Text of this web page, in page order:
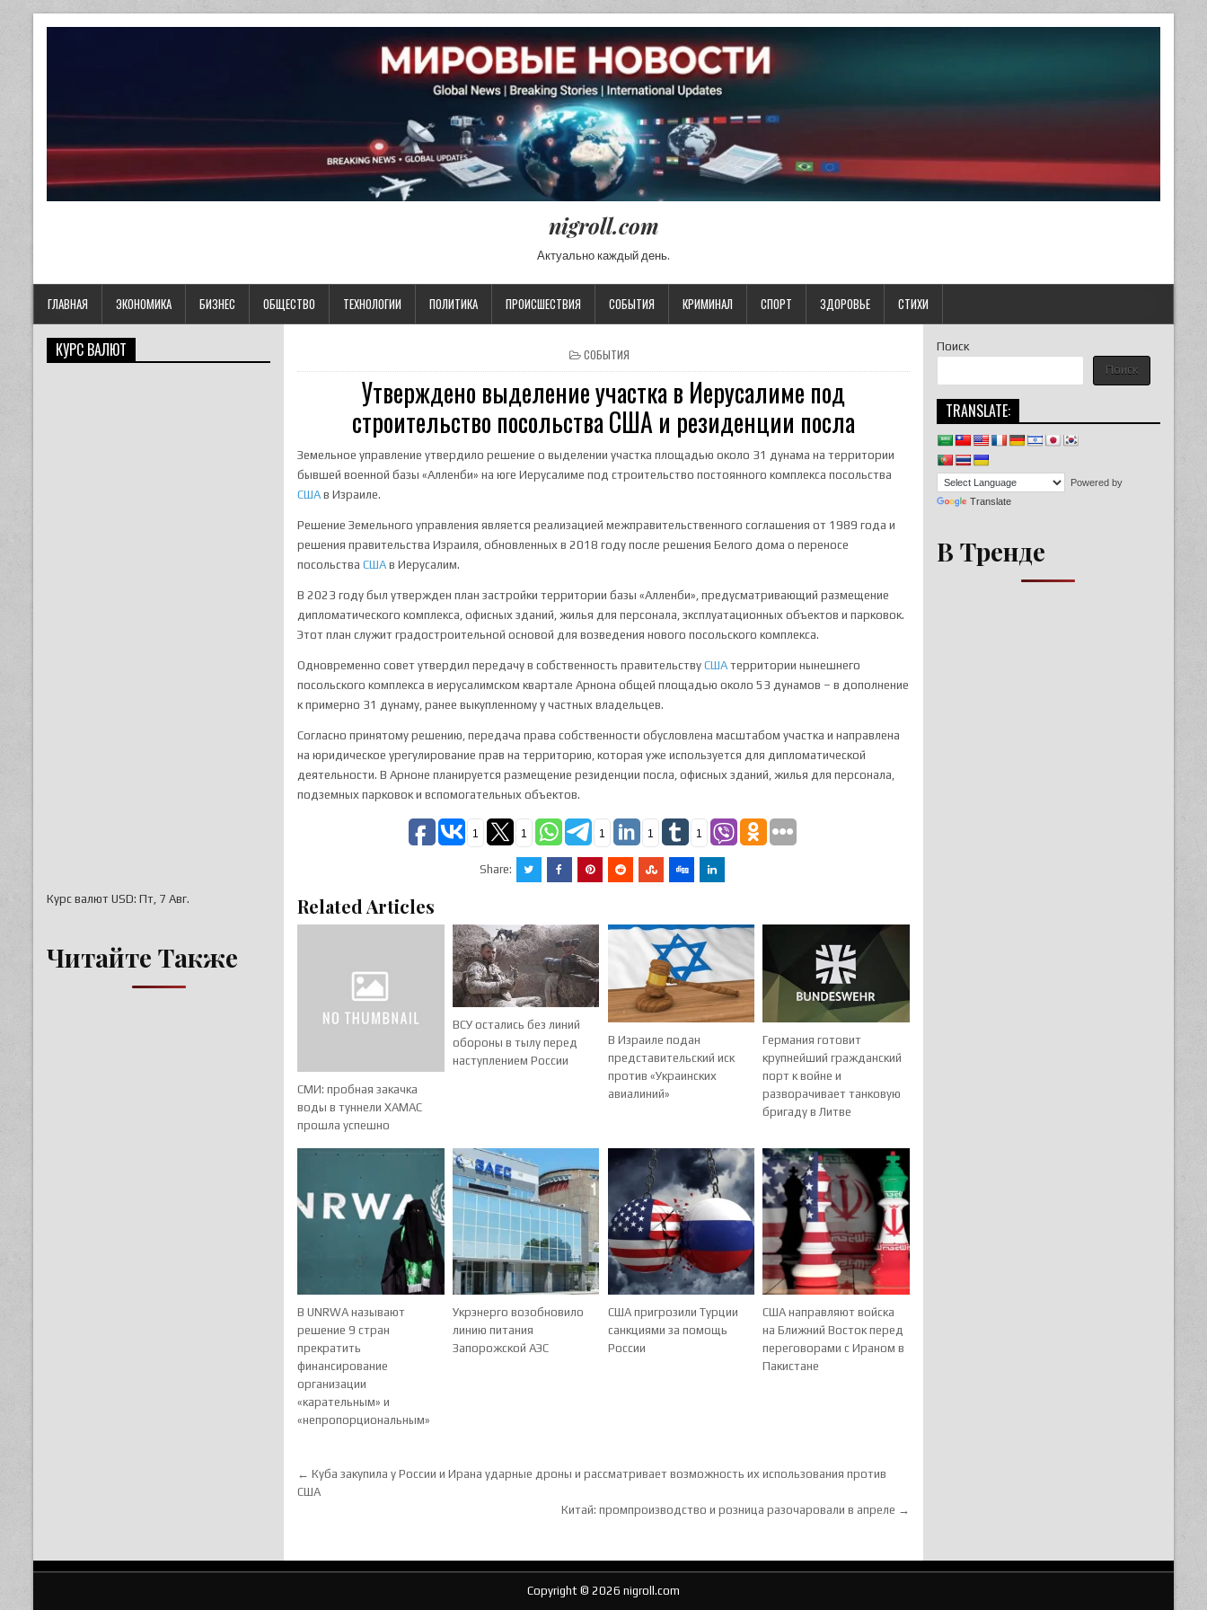
nigroll.com
Актуально каждый день.
ГЛАВНАЯ ЭКОНОМИКА БИЗНЕС ОБЩЕСТВО ТЕХНОЛОГИИ ПОЛИТИКА ПРОИСШЕСТВИЯ СОБЫТИЯ КРИМИНАЛ СПОРТ ЗДОРОВЬЕ СТИХИ
POSTED IN
СОБЫТИЯ
Утверждено выделение участка в Иерусалиме под
строительство посольства США и резиденции посла
Земельное управление утвердило решение о выделении участка площадью около 31 дунама на территории
бывшей военной базы «Алленби» на юге Иерусалиме под строительство постоянного комплекса посольства
США в Израиле.
Решение Земельного управления является реализацией межправительственного соглашения от 1989 года и
решения правительства Израиля, обновленных в 2018 году после решения Белого дома о переносе
посольстваСША в Иерусалим.
В 2023 году был утвержден план застройки территории базы «Алленби», предусматривающий размещение
дипломатического комплекса, офисных зданий, жилья для персонала, эксплуатационных объектов и парковок.
Этот план служит градостроительной основой для возведения нового посольского комплекса.
Одновременно совет утвердил передачу в собственность правительствуСША территории нынешнего
посольского комплекса в иерусалимском квартале Арнона общей площадью около 53 дунамов – в дополнение
к примерно 31 дунаму, ранее выкупленному у частных владельцев.
Согласно принятому решению, передача права собственности обусловлена масштабом участка и направлена
на юридическое урегулирование прав на территорию, которая уже используется для дипломатической
деятельности. В Арноне планируется размещение резиденции посла, офисных зданий, жилья для персонала,
подземных парковок и вспомогательных объектов.
1 1 1 1 1
Share:
Related Articles
СМИ: пробная закачка
воды в туннели ХАМАС
прошла успешно
ВСУ остались без линий
обороны в тылу перед
наступлением России
В Израиле подан
представительский иск
против «Украинских
авиалиний»
Германия готовит
крупнейший гражданский
порт к войне и
разворачивает танковую
бригаду в Литве
В UNRWA называют
решение 9 стран
прекратить
финансирование
организации
«карательным» и
«непропорциональным»
Укрэнерго возобновило
линию питания
Запорожской АЭС
США пригрозили Турции
санкциями за помощь
России
США направляют войска
на Ближний Восток перед
переговорами с Ираном в
Пакистане
Навигация по записям
← Куба закупила у России и Ирана ударные дроны и рассматривает возможность их использования против
США
Китай: промпроизводство и розница разочаровали в апреле →
Поиск
Поиск
TRANSLATE:
Powered by
Translate
В Тренде
КУРС ВАЛЮТ
Курс валют USD: Пт, 7 Авг.
Читайте Также
Copyright © 2026 nigroll.com